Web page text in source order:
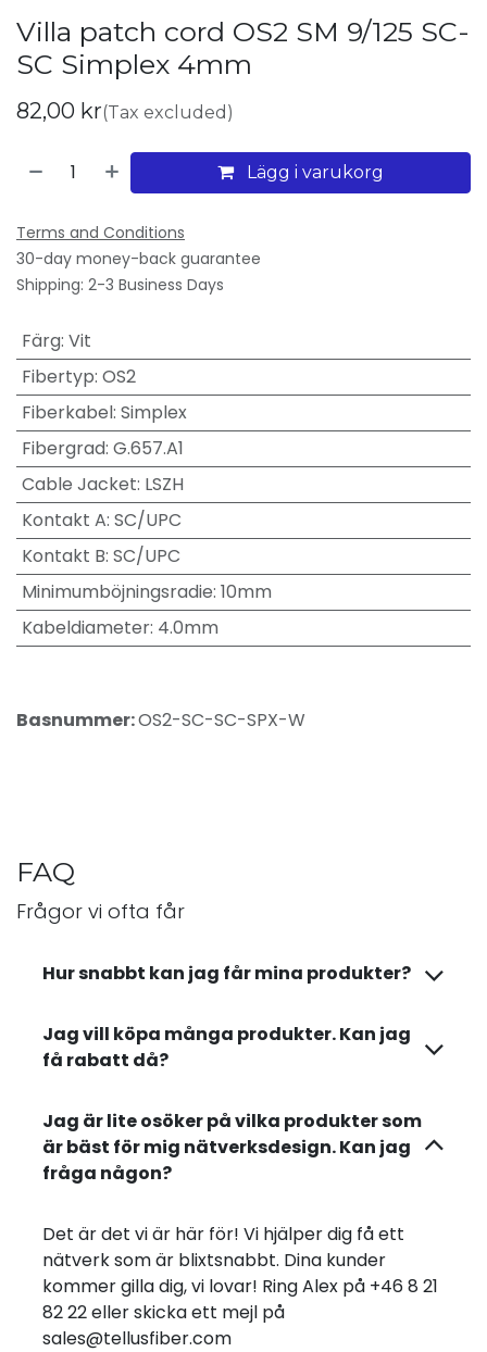
Villa patch cord OS2 SM 9/125 SC-
SC Simplex 4mm
82,00 kr(Tax excluded)
Lägg i varukorg
Terms and Conditions
30-day money-back guarantee
Shipping: 2-3 Business Days
Färg: Vit
Fibertyp: OS2
Fiberkabel: Simplex
Fibergrad: G.657.A1
Cable Jacket: LSZH
Kontakt A: SC/UPC
Kontakt B: SC/UPC
Minimumböjningsradie: 10mm
Kabeldiameter: 4.0mm
Basnummer:OS2-SC-SC-SPX-W
FAQ
Frågor vi ofta får
Hur snabbt kan jag får mina produkter?
Jag vill köpa många produkter. Kan jag
få rabatt då?
Jag är lite osöker på vilka produkter som
är bäst för mig nätverksdesign. Kan jag
fråga någon?
Det är det vi är här för! Vi hjälper dig få ett
nätverk som är blixtsnabbt. Dina kunder
kommer gilla dig, vi lovar! Ring Alex på +46 8 21
82 22 eller skicka ett mejl på
sales@tellusfiber.com